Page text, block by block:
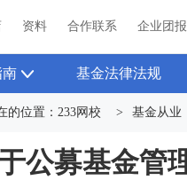
题库 直播 书店 资料
资料 合作联系 企业团报
南 基金法律法规
的位置： 233网校 > 基金从业
公募基金管